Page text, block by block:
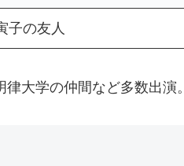
子の友人
大学の仲間など多数出演。